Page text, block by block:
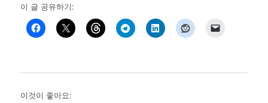
이 글 공유하기:
이것이 좋아요: